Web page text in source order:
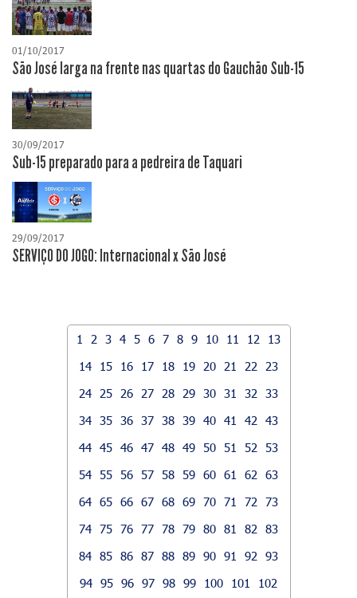
01/10/2017
São José larga na frente nas quartas do Gauchão Sub-15
30/09/2017
Sub-15 preparado para a pedreira de Taquari
29/09/2017
SERVIÇO DO JOGO: Internacional x São José
1 2 3 4 5 6 7 8 9 10 11 12
13
14
15 16 17 18 19 20 21 22
23
24
25 26 27 28 29 30 31 32
33
34 35 36 37 38 39 40 41 42
43
44 45 46 47 48 49 50 51 52
53
54 55 56 57 58 59 60 61 62
63
64 65 66 67 68 69 70 71 72
73
74 75 76 77 78 79 80 81 82
83
84 85 86 87 88 89 90 91 92
93
94 95 96 97 98 99 100 101
102